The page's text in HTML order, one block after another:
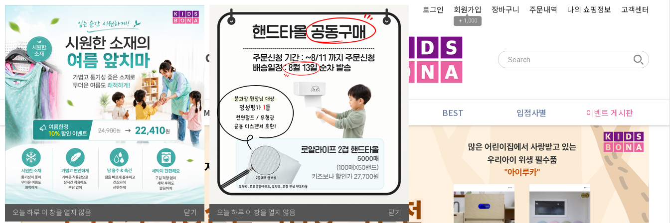
오늘 하루 이 창을 열지 않음 닫기 오늘 하루 이 창을 열지 않음 닫기
로그인 회원가입
▲
+ 1,000
장바구니 주문내역 나의 쇼핑정보 고객센터
전체카테고리 자체운영 MD추천 PLAYLAB NEW BEST 입점사별 이벤트 게시판